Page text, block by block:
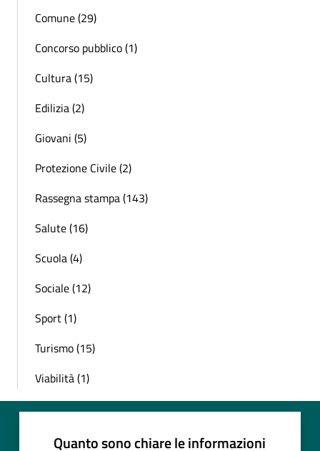
Comune (29)
Concorso pubblico (1)
Cultura (15)
Edilizia (2)
Giovani (5)
Protezione Civile (2)
Rassegna stampa (143)
Salute (16)
Scuola (4)
Sociale (12)
Sport (1)
Turismo (15)
Viabilità (1)
Quanto sono chiare le informazioni